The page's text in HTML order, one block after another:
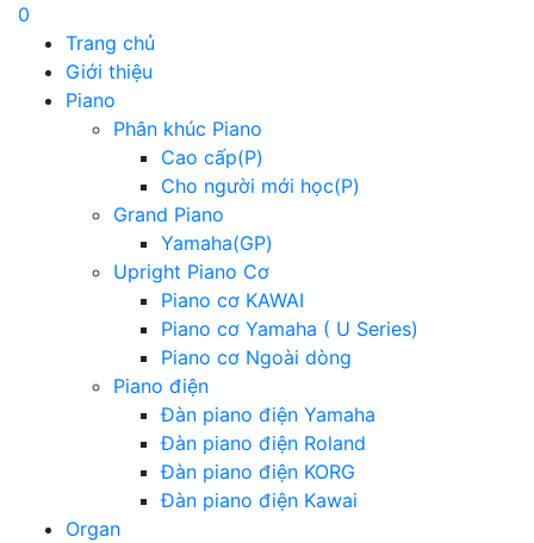
0
Trang chủ
Giới thiệu
Piano
Phân khúc Piano
Cao cấp(P)
Cho người mới học(P)
Grand Piano
Yamaha(GP)
Upright Piano Cơ
Piano cơ KAWAI
Piano cơ Yamaha ( U Series)
Piano cơ Ngoài dòng
Piano điện
Đàn piano điện Yamaha
Đàn piano điện Roland
Đàn piano điện KORG
Đàn piano điện Kawai
Organ